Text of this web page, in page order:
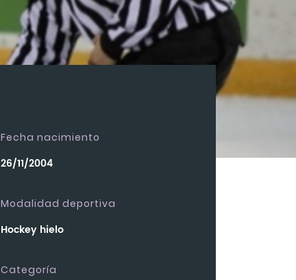
Fecha nacimiento
26/11/2004
Modalidad deportiva
Hockey hielo
Categoría